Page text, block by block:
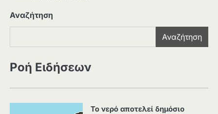
Αναζήτηση
Αναζήτηση
Ροή Ειδήσεων
Το νερό αποτελεί δημόσιο